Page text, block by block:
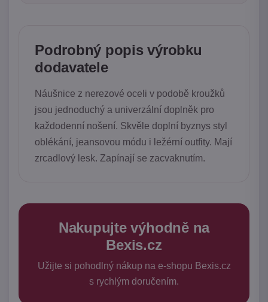
Podrobný popis výrobku
dodavatele
Náušnice z nerezové oceli v podobě kroužků
jsou jednoduchý a univerzální doplněk pro
každodenní nošení. Skvěle doplní byznys styl
oblékání, jeansovou módu i ležérní outfity. Mají
zrcadlový lesk. Zapínají se zacvaknutím.
Nakupujte výhodně na
Bexis.cz
Užijte si pohodlný nákup na e-shopu Bexis.cz
s rychlým doručením.